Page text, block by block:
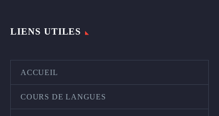
LIENS UTILES
ACCUEIL
COURS DE LANGUES